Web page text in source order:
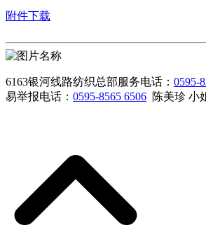
附件下载
6163银河线路纺织总部服务电话： 0595-
易举报电话： 0595-8565 6506 陈美珍 小